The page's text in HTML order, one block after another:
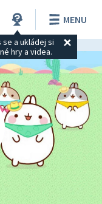
se a ukládej si
hry a videa.
MENU